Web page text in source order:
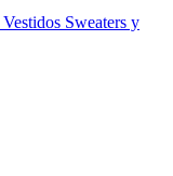
Vestidos Sweaters y